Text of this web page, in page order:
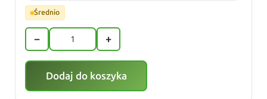
Średnio
− +
Dodaj do koszyka